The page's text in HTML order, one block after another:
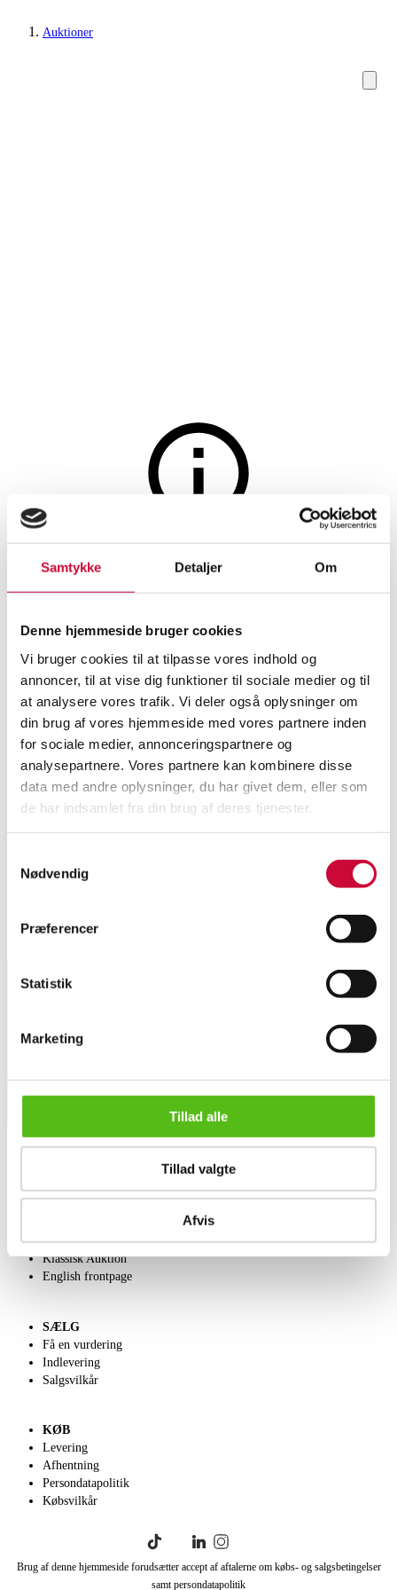
Samtykke Detaljer Om
Denne hjemmeside bruger cookies
Vi bruger cookies til at tilpasse vores indhold og
annoncer, til at vise dig funktioner til sociale medier og til
at analysere vores trafik. Vi deler også oplysninger om
din brug af vores hjemmeside med vores partnere inden
for sociale medier, annonceringspartnere og
analysepartnere. Vores partnere kan kombinere disse
data med andre oplysninger, du har givet dem, eller som
de har indsamlet fra din brug af deres tjenester.
Nødvendig
Præferencer
Statistik
Marketing
Tillad alle
Tillad valgte
Afvis
Auktioner
Smykkesæt
Kurt Nielsen. Et par øreringe og armbånd af sterlingsølv, pr...
Auktionen er afsluttet
Kurt Nielsen. Et par øreringe
og armbånd af sterlingsølv,
prydet med drueklaser. (3)
SHOWROOM
Odense DKK 1.900
VARENUMMER
6502137
Beskrivelse
cm. B. 1,4 cm. Vægt ca. 8 gr. Samt Kurt Nielsen armbånd af sterlingsølv,
OM OS
Velgørenhed
Klassisk Auktion
English frontpage
SÆLG
Få en vurdering
Indlevering
Salgsvilkår
KØB
Levering
Afhentning
Persondatapolitik
Købsvilkår
Brug af denne hjemmeside forudsætter accept af aftalerne om købs- og salgsbetingelser
samt persondatapolitik